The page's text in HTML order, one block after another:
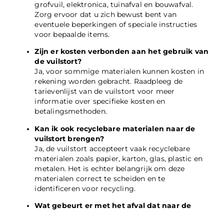
grofvuil, elektronica, tuinafval en bouwafval.
Zorg ervoor dat u zich bewust bent van
eventuele beperkingen of speciale instructies
voor bepaalde items.
Zijn er kosten verbonden aan het gebruik van
de vuilstort?
Ja, voor sommige materialen kunnen kosten in
rekening worden gebracht. Raadpleeg de
tarievenlijst van de vuilstort voor meer
informatie over specifieke kosten en
betalingsmethoden.
Kan ik ook recyclebare materialen naar de
vuilstort brengen?
Ja, de vuilstort accepteert vaak recyclebare
materialen zoals papier, karton, glas, plastic en
metalen. Het is echter belangrijk om deze
materialen correct te scheiden en te
identificeren voor recycling.
Wat gebeurt er met het afval dat naar de